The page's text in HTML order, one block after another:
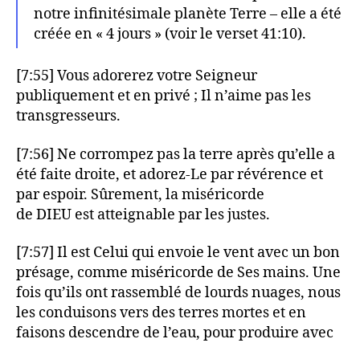
notre infinitésimale planète Terre – elle a été
créée en « 4 jours » (voir le verset 41:10).
[7:55] Vous adorerez votre Seigneur
publiquement et en privé ; Il n’aime pas les
transgresseurs.
[7:56] Ne corrompez pas la terre après qu’elle a
été faite droite, et adorez-Le par révérence et
par espoir. Sûrement, la miséricorde
de DIEU est atteignable par les justes.
[7:57] Il est Celui qui envoie le vent avec un bon
présage, comme miséricorde de Ses mains. Une
fois qu’ils ont rassemblé de lourds nuages, nous
les conduisons vers des terres mortes et en
faisons descendre de l’eau, pour produire avec